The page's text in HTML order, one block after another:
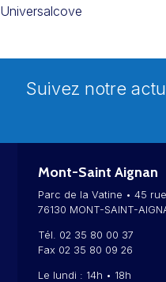
Universalcove
Suivez notre
Mont-Saint Aignan
Parc de la Vatine • 45
76130 MONT-SAINT-
Tél. 02 35 80 00 37
Fax 02 35 80 09 26
Le lundi : 14h • 18h